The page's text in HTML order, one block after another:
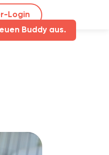
Login
Buddy aus.